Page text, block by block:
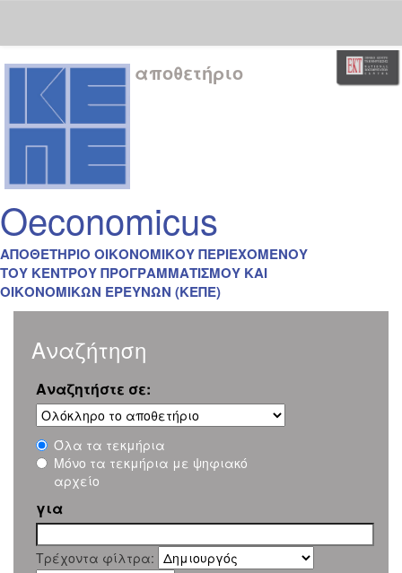
Skip
navigation
αποθετήριο
Oeconomicus
ΑΠΟΘΕΤΗΡΙΟ ΟΙΚΟΝΟΜΙΚΟΥ ΠΕΡΙΕΧΟΜΕΝΟΥ
ΤΟΥ ΚΕΝΤΡΟΥ ΠΡΟΓΡΑΜΜΑΤΙΣΜΟΥ ΚΑΙ
ΟΙΚΟΝΟΜΙΚΩΝ ΕΡΕΥΝΩΝ (ΚΕΠΕ)
Αναζήτηση
Αναζητήστε σε:
Όλα τα τεκμήρια
Μόνο τα τεκμήρια με ψηφιακό
αρχείο
για
Τρέχοντα φίλτρα: